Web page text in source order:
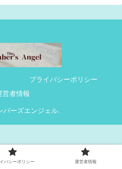
プライバシーポリシー
営者情報
バーズエンジェル.
バシーポリシー 運営者情報